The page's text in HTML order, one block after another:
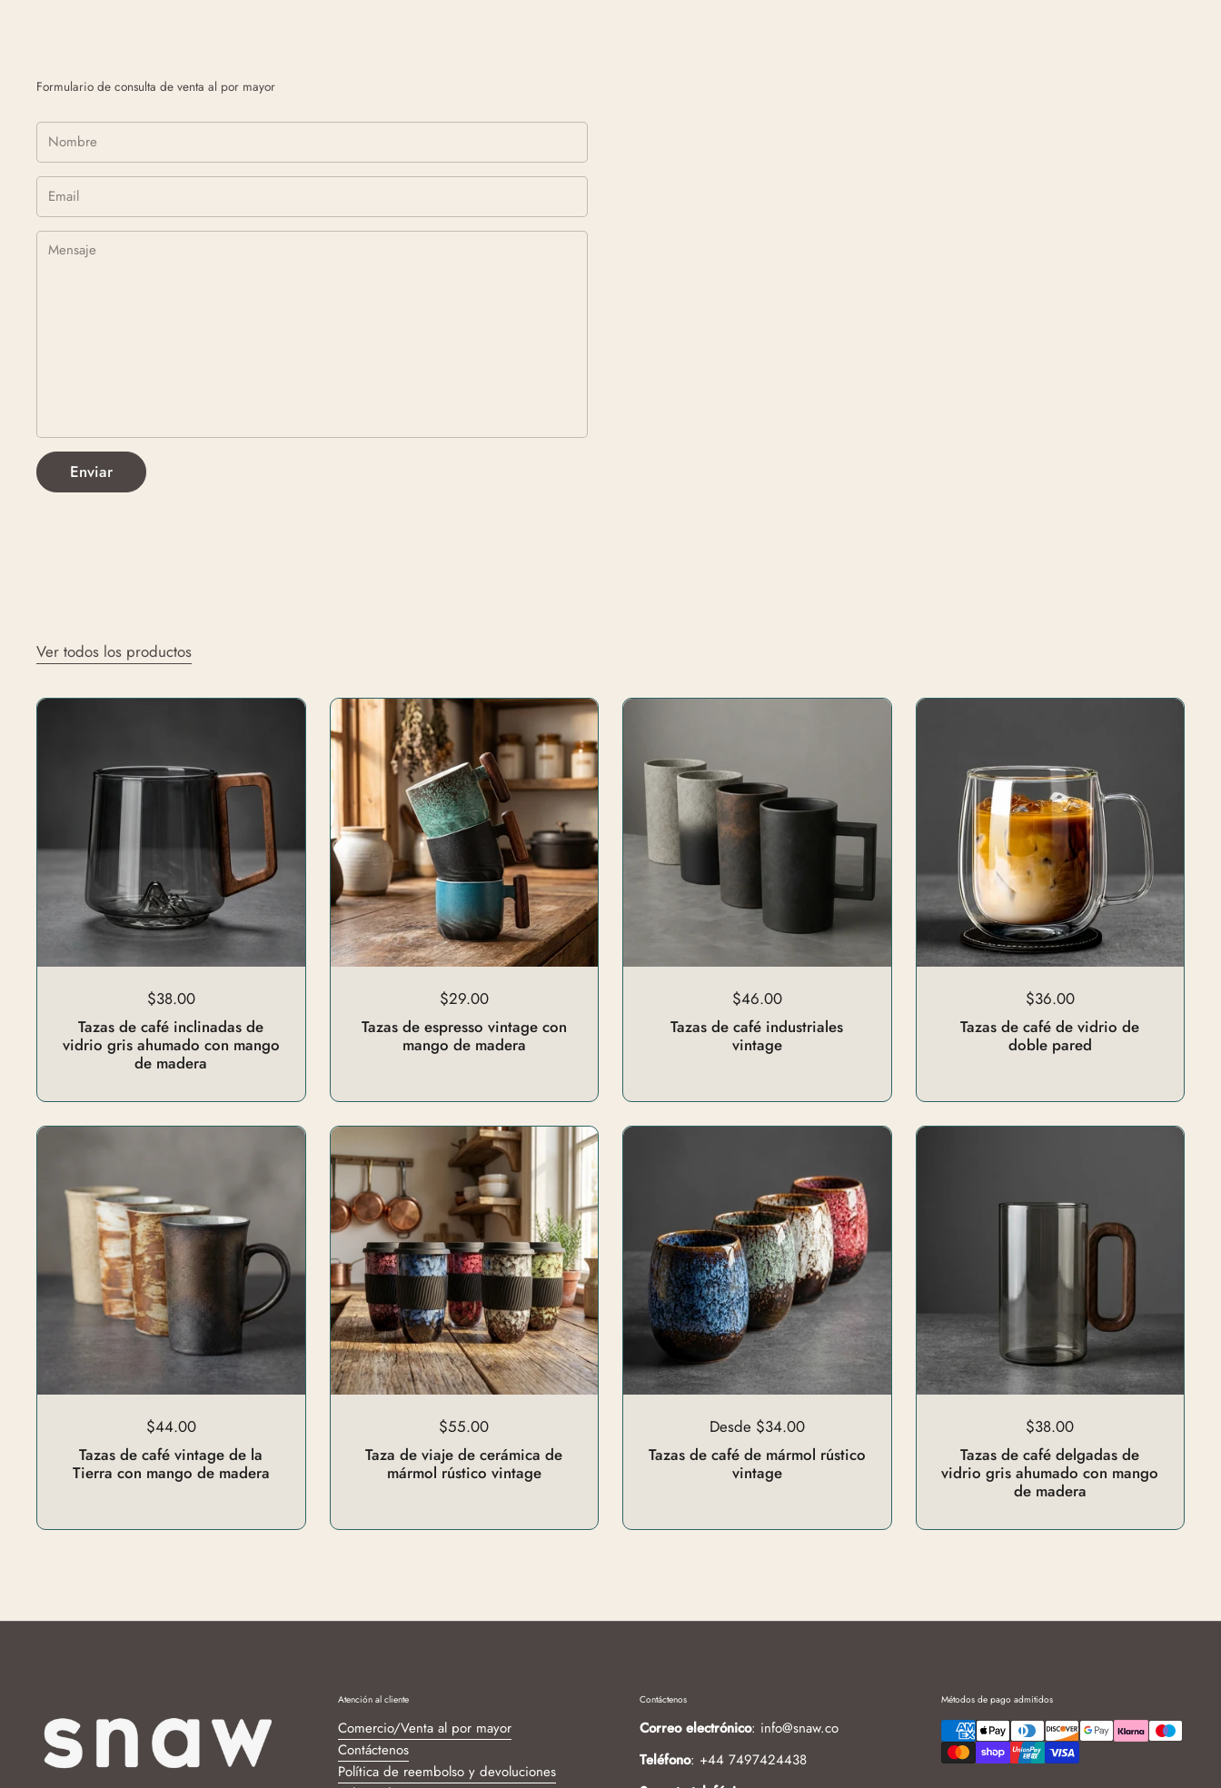
Formulario de consulta de venta al por mayor
Nombre
Email
Mensaje
Enviar
Ver todos los productos
$38.00
Tazas de café inclinadas de
vidrio gris ahumado con mango
de madera
$29.00
Tazas de espresso vintage con
mango de madera
$46.00
Tazas de café industriales
vintage
$36.00
Tazas de café de vidrio de
doble pared
$44.00
Tazas de café vintage de la
Tierra con mango de madera
$55.00
Taza de viaje de cerámica de
mármol rústico vintage
Desde $34.00
Tazas de café de mármol rústico
vintage
$38.00
Tazas de café delgadas de
vidrio gris ahumado con mango
de madera
Atención al cliente
Comercio/Venta al por mayor
Contáctenos
Política de reembolso y devoluciones
Contáctenos
Correo electrónico: info@snaw.co
Teléfono: +44 7497424438
Métodos de pago admitidos